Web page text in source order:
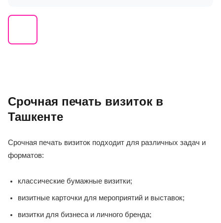
Срочная печать визиток в
Ташкенте
Срочная печать визиток подходит для различных задач и
форматов:
классические бумажные визитки;
визитные карточки для мероприятий и выставок;
визитки для бизнеса и личного бренда;